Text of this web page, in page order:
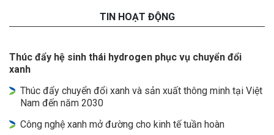
TIN HOẠT ĐỘNG
Thúc đẩy hệ sinh thái hydrogen phục vụ chuyển đổi
xanh
Thúc đẩy chuyển đổi xanh và sản xuất thông minh tại Việt
Nam đến năm 2030
Công nghệ xanh mở đường cho kinh tế tuần hoàn